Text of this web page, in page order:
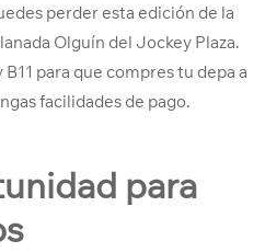
perder esta edición de la
Olguín del Jockey Plaza.
para que compres tu depa a
facilidades de pago.
para